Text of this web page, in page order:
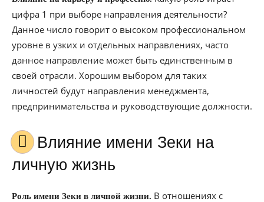
цифра 1 при выборе направления деятельности?
Данное число говорит о высоком профессиональном
уровне в узких и отдельных направлениях, часто
данное направление может быть единственным в
своей отрасли. Хорошим выбором для таких
личностей будут направления менеджмента,
предпринимательства и руководствующие должности.
Влияние имени Зеки на
личную жизнь
Роль имени Зеки в личной жизни. В отношениях с